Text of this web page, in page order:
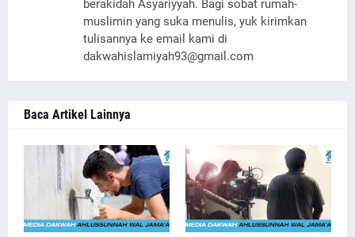
berakidah Asyariyyah. Bagi sobat rumah-
muslimin yang suka menulis, yuk kirimkan
tulisannya ke email kami di
dakwahislamiyah93@gmail.com
Baca Artikel Lainnya